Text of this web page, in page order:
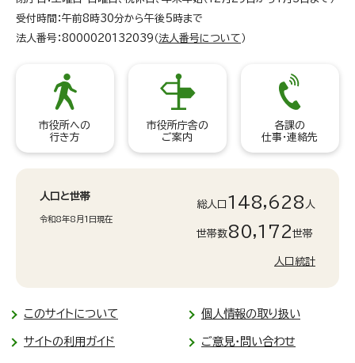
受付時間：午前8時30分から午後5時まで
法人番号：8000020132039（ 法人番号について ）
市役所への
行き方
市役所庁舎の
ご案内
各課の
仕事・連絡先
人口と世帯
令和8年8月1日現在
総人口 148,628 人
世帯数80,172世帯
人口統計
このサイトについて 個人情報の取り扱い
サイトの利用ガイド ご意見・問い合わせ